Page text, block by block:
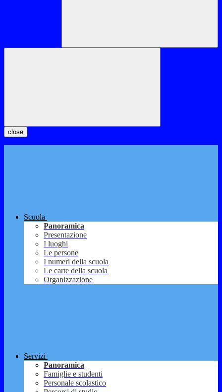
close
Scuola
Panoramica
Presentazione
I luoghi
Le persone
I numeri della scuola
Le carte della scuola
Organizzazione
Servizi
Panoramica
Famiglie e studenti
Personale scolastico